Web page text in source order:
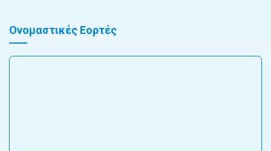
Ονομαστικές Εορτές